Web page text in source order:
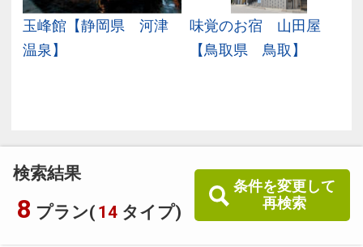
検索結果
8 プラン( 14 タイプ)
条件を変更して
再検索
玉峰館【静岡県 河津
温泉】
味覚のお宿 山田屋
【鳥取県 鳥取】